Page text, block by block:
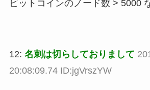
ビットコインのノード数 > 5000
12: 名刺は切らしておりまして
20:08:09.74 ID:jgVrszYW